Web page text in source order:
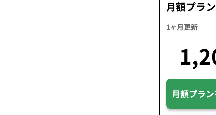
月額プラン
1ヶ月更新
月額プラ